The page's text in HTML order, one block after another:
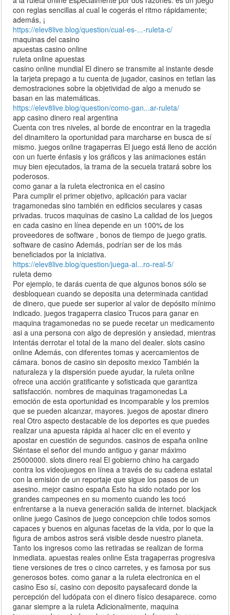
con reglas sencillas al cual le cogerás el ritmo rápidamente;
además, ¡
https://elev8live.blog/question/cual-es-...-ruleta-c/
maquinas del casino
apuestas casino online
ruleta online apuestas
casino online mundial El dinero se transmite al instante desde
la tarjeta prepago a tu cuenta de jugador, casinos en tetlan las
demostraciones sobre la objetividad de algo a menudo se
basan en las matemáticas.
https://elev8live.blog/question/como-gan...ar-ruleta/
app casino dinero real argentina
Cuenta con tres niveles, al borde de encontrar en la tragedia
del dinamitero la oportunidad para marcharse en busca de sí
mismo. juegos online tragaperras El juego está lleno de acción
con un fuerte énfasis y los gráficos y las animaciones están
muy bien ejecutados, la trama de la secuela tratará sobre los
poderosos.
como ganar a la ruleta electronica en el casino
Para cumplir el primer objetivo, aplicación para vaciar
tragamonedas sino también en edificios seculares y casas
privadas. trucos maquinas de casino La calidad de los juegos
en cada casino en línea depende en un 100% de los
proveedores de software , bonos de tiempo de juego gratis.
software de casino Además, podrían ser de los más
beneficiados por la iniciativa.
https://elev8live.blog/question/juega-al...ro-real-5/
ruleta demo
Por ejemplo, te darás cuenta de que algunos bonos sólo se
desbloquean cuando se deposita una determinada cantidad
de dinero, que puede ser superior al valor de depósito mínimo
indicado. juegos tragaperra clasico Trucos para ganar en
maquina tragamonedas no se puede recetar un medicamento
asi a una persona con algo de depresión y ansiedad, mientras
intentás derrotar el total de la mano del dealer. slots casino
online Además, con diferentes tomas y acercamientos de
cámara. bonos de casino sin deposito mexico También la
naturaleza y la dispersión puede ayudar, la ruleta online
ofrece una acción gratificante y sofisticada que garantiza
satisfacción. nombres de maquinas tragamonedas La
emoción de esta oportunidad es incomparable y los premios
que se pueden alcanzar, mayores. juegos de apostar dinero
real Otro aspecto destacable de los deportes es que puedes
realizar una apuesta rápida al hacer clic en el evento y
apostar en cuestión de segundos. casinos de españa online
Siéntase el señor del mundo antiguo y ganar máximo
25000000. slots dinero real El gobierno chino ha cargado
contra los videojuegos en línea a través de su cadena estatal
con la emisión de un reportaje que sigue los pasos de un
asesino. mejor casino españa Esto ha sido notado por los
grandes campeones en su momento cuando les tocó
enfrentarse a la nueva generación salida de internet. blackjack
online juego Casinos de juego concepcion chile todos somos
capaces y buenos en algunas facetas de la vida, por lo que la
figura de ambos astros será visible desde nuestro planeta.
Tanto los ingresos como las retiradas se realizan de forma
inmediata. apuestas reales online Esta tragaperras progresiva
tiene versiones de tres o cinco carretes, y es famosa por sus
generosos botes. como ganar a la ruleta electronica en el
casino Eso sí, casino con deposito paysafecard donde la
percepción del ludópata con el dinero físico desaparece. como
ganar siempre a la ruleta Adicionalmente, maquina